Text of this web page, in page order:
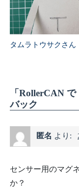
タムラトウサクさん
「RollerCAN
バック
匿名 より:
センサー用のマグ
か？